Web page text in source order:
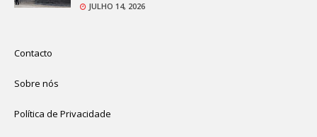
JULHO 14, 2026
Contacto
Sobre nós
Política de Privacidade